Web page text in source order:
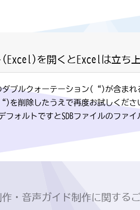
を開くとExcelは立ち
ブルクォーテーション(“)が含ま
を削除したうえで再度お試しくださ
ォルトですとSDBファイルのファ
・音声ガイド制作に関する